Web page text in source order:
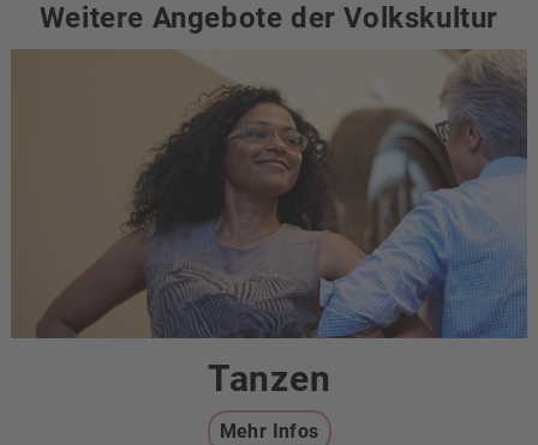
Weitere Angebote der Volkskultur
Tanzen
Mehr Infos